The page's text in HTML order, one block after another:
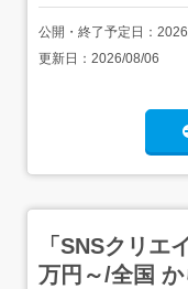
公開・終了予定日：
更新日： 2026/08/06
「SNSクリエ
万円～/全国